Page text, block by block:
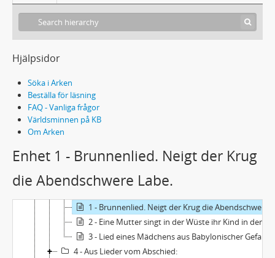
Hjälpsidor
Söka i Arken
Beställa för läsning
FAQ - Vanliga frågor
Världsminnen på KB
Om Arken
Enhet 1 - Brunnenlied. Neigt der Krug
die Abendschwere Labe.
ACC1985/15 - Elisabeth och Margarete Alsberg: Material rörande Nelly Sachs
1 - Brev
2 - Sachs, Nelly: Dikter
1 - Omslag med akvarell av Nelly Sachs (blomstermotiv). Med dedikation på ett löst blad till Grete Alsberg: "Diese kleine Sommerblumenpinselei mögen Ihnen unsere innigsten Wünsche bringen. Ihre Li Sachs".
2 - Aus Leise Melodie:
1 - Brunnenlied. Neigt der Krug die Abendschwere Labe.
2 - Eine Mutter singt in der Wüste ihr Kind in den Schlaf. Der Sand brennt nicht nicht mehr.
3 - Lied eines Mädchens aus Babylonischer Gefangenschaft. Wir sind gewandert weit, so weit.
4 - Aus Lieder vom Abschied: